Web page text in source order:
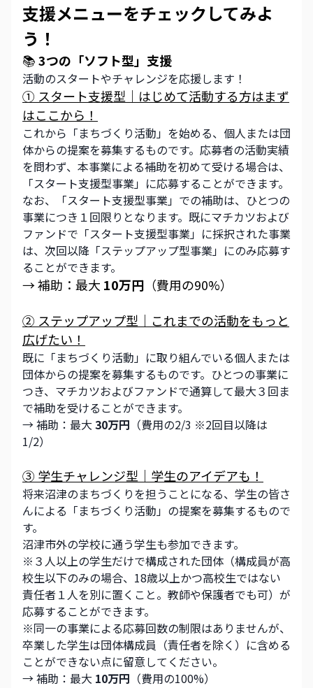
支援メニューをチェックしてみよ
う！
📚 3つの「ソフト型」支援
活動のスタートやチャレンジを応援します！
① スタート支援型｜はじめて活動する方はまず
はここから！
これから「まちづくり活動」を始める、個人または団
体からの提案を募集するものです。応募者の活動実績
を問わず、本事業による補助を初めて受ける場合は、
「スタート支援型事業」に応募することができます。
なお、「スタート支援型事業」での補助は、ひとつの
事業につき１回限りとなります。既にマチカツおよび
ファンドで「スタート支援型事業」に採択された事業
は、次回以降「ステップアップ型事業」にのみ応募す
ることができます。
→ 補助：最大 10万円 （費用の90%）
② ステップアップ型｜これまでの活動をもっと
広げたい！
既に「まちづくり活動」に取り組んでいる個人または
団体からの提案を募集するものです。ひとつの事業に
つき、マチカツおよびファンドで通算して最大３回ま
で補助を受けることができます。
→ 補助：最大 30万円 （費用の2/3 ※2回目以降は
1/2）
③ 学生チャレンジ型｜学生のアイデアも！
将来沼津のまちづくりを担うことになる、学生の皆さ
んによる「まちづくり活動」の提案を募集するもので
す。
沼津市外の学校に通う学生も参加できます。
※３人以上の学生だけで構成された団体（構成員が高
校生以下のみの場合、18歳以上かつ高校生ではない
責任者１人を別に置くこと。教師や保護者でも可）が
応募することができます。
※同一の事業による応募回数の制限はありませんが、
卒業した学生は団体構成員（責任者を除く）に含める
ことができない点に留意してください。
→ 補助：最大 10万円 （費用の100%）